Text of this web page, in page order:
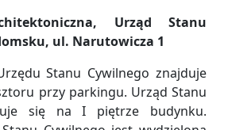
Urząd Stanu
ul. Narutowicza 1
Stanu Cywilnego znajduje
przy parkingu. Urząd Stanu
się na I piętrze budynku.